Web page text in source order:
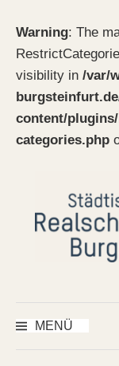
Warning: The
visibility in /var/
content/
categories.php
MENÜ